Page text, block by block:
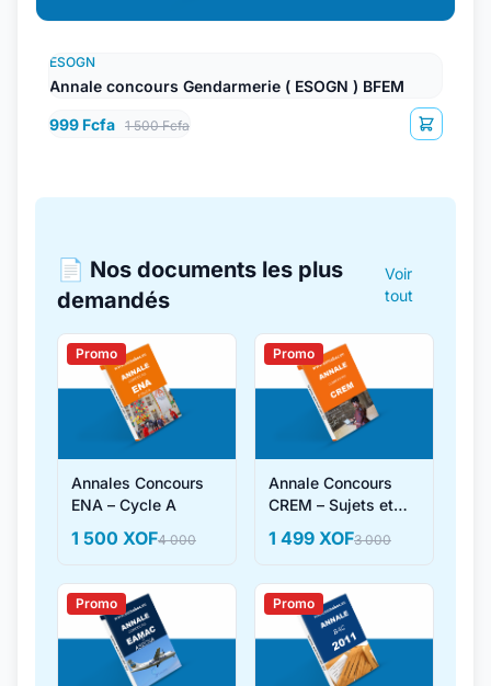
ESOGN
Annale concours Gendarmerie ( ESOGN ) BFEM
999 Fcfa 1 500 Fcfa
📄 Nos documents les plus
demandés
Voir
tout
Promo
Annales Concours
ENA – Cycle A
1 500 XOF4 000
Promo
Annale Concours
CREM – Sujets et
1 499 XOF3 000
Promo Promo